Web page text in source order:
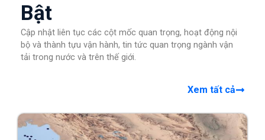
Bật
Cập nhật liên tục các cột mốc quan trọng, hoạt động nội
bộ và thành tựu vận hành, tin tức quan trọng ngành vận
tải trong nước và trên thế giới.
Xem tất cả